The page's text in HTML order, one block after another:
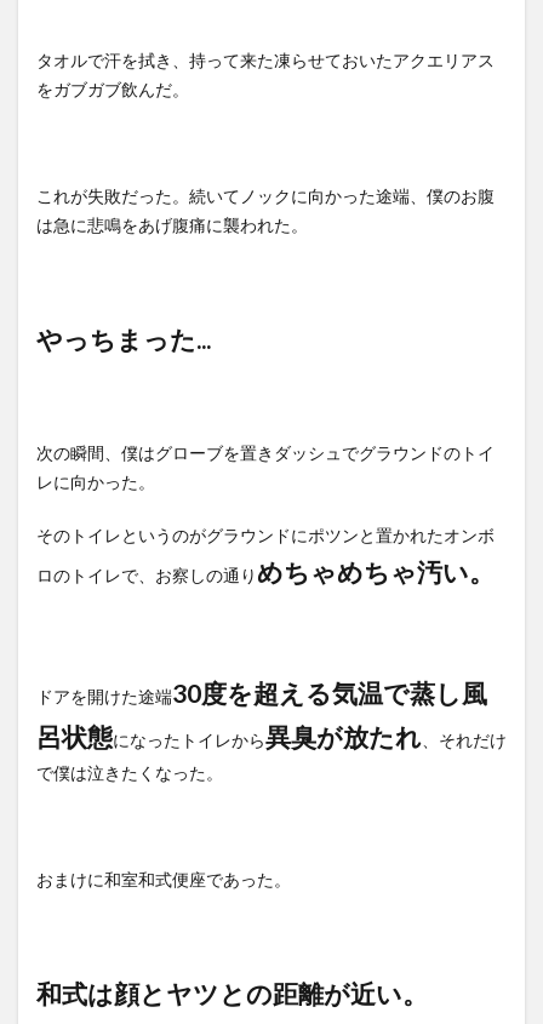
タオルで汗を拭き、持って来た凍らせておいたアクエリアス
をガブガブ飲んだ。
これが失敗だった。続いてノックに向かった途端、僕のお腹
は急に悲鳴をあげ腹痛に襲われた。
やっちまった...
次の瞬間、僕はグローブを置きダッシュでグラウンドのトイ
レに向かった。
そのトイレというのがグラウンドにポツンと置かれたオンボ
ロのトイレで、お察しの通り めちゃめちゃ汚い。
ドアを開けた途端30度を超える気温で蒸し風
呂状態になったトイレから異臭が放たれ、それだけ
で僕は泣きたくなった。
おまけに和室和式便座であった。
和式は顔とヤツとの距離が近い。